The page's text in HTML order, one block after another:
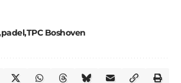
padelTPC Boshoven